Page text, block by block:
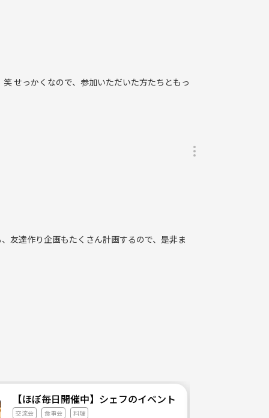
せっかくなので、参加いただいた方たちともっ
友達作り企画もたくさん計画するので、是非ま
【ほぼ毎日開催中】シェフのイベントサークル
交流会 食事会 料理